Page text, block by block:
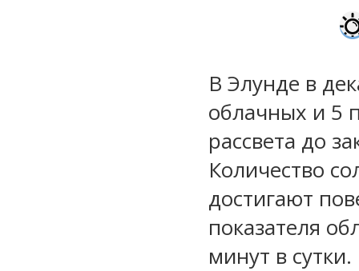
В Элунде в
облачных и 5
рассвета до
Количество
достигают
показателя
минут в сутки.